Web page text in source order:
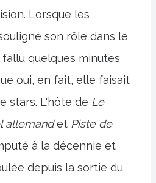
Lorsque les
son rôle dans le
quelques minutes
oui, en fait, elle faisait
stars. L'hôte de Le
allemandet Piste de
à la décennie et
depuis la sortie du